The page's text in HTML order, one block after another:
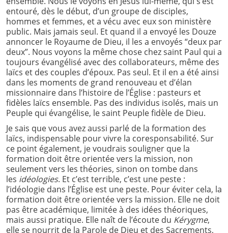
entouré, dès le début, d’un groupe de disciples,
hommes et femmes, et a vécu avec eux son ministère
public. Mais jamais seul. Et quand il a envoyé les Douze
annoncer le Royaume de Dieu, il les a envoyés “deux par
deux”. Nous voyons la même chose chez saint Paul qui a
toujours évangélisé avec des collaborateurs, même des
laïcs et des couples d’époux. Pas seul. Et il en a été ainsi
dans les moments de grand renouveau et d’élan
missionnaire dans l’histoire de l’Église : pasteurs et
fidèles laïcs ensemble. Pas des individus isolés, mais un
Peuple qui évangélise, le saint Peuple fidèle de Dieu.
Je sais que vous avez aussi parlé de la formation des
laïcs, indispensable pour vivre la coresponsabilité. Sur
ce point également, je voudrais souligner que la
formation doit être orientée vers la mission, non
seulement vers les théories, sinon on tombe dans
les idéologies. Et c’est terrible, c’est une peste :
l’idéologie dans l’Église est une peste. Pour éviter cela, la
formation doit être orientée vers la mission. Elle ne doit
pas être académique, limitée à des idées théoriques,
mais aussi pratique. Elle naît de l’écoute du Kérygme,
elle se nourrit de la Parole de Dieu et des Sacrements,